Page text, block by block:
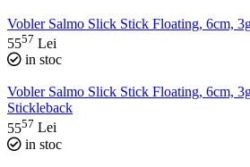
Vobler Salmo Slick Stick Floating, 6cm,
5557 Lei
in stoc
Vobler Salmo Slick Stick Floating, 6cm,
Stickleback
5557 Lei
in stoc